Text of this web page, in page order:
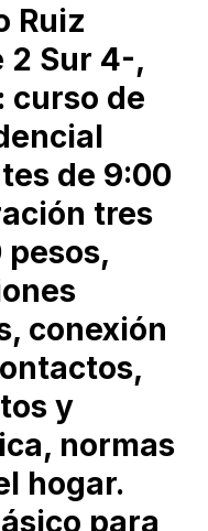
Ruiz
2 Sur 4-,
curso de
de 9:00
tres
pesos,
conexión
y
normas
hogar.
para